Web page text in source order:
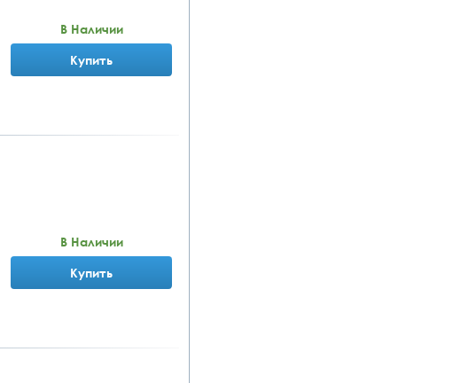
В Наличии
Купить
В Наличии
Купить